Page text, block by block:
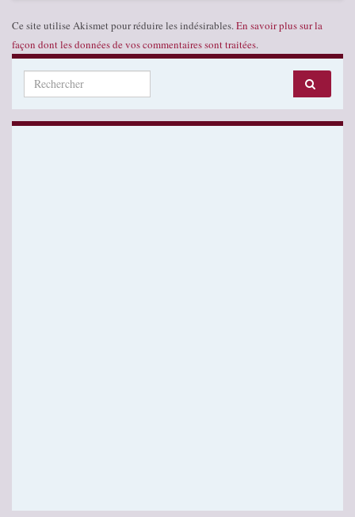
Ce site utilise Akismet pour réduire les indésirables. En savoir plus sur la
façon dont les données de vos commentaires sont traitées.
Search for: